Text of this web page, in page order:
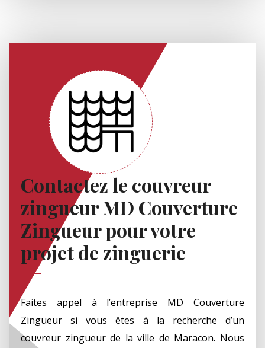
Contactez le couvreur
zingueur MD Couverture
Zingueur pour votre
projet de zinguerie
Faites appel à l’entreprise MD Couverture
Zingueur si vous êtes à la recherche d’un
couvreur zingueur de la ville de Maracon. Nous